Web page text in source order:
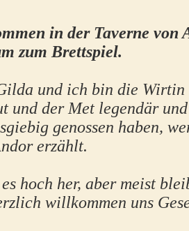
in der Taverne von
zum Brettspiel.
und ich bin die Wirtin
und der Met legendär
genossen haben,
erzählt.
hoch her, aber meist
willkommen uns